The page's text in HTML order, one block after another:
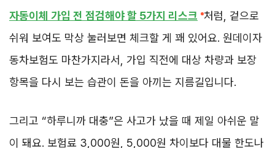
자동이체 가입 전 점검해야 할 5가지 리스크 처럼, 겉으로
쉬워 보여도 막상 눌러보면 체크할 게 꽤 있어요. 원데이자
동차보험도 마찬가지라서, 가입 직전에 대상 차량과 보장
항목을 다시 보는 습관이 돈을 아끼는 지름길입니다.
그리고 “하루니까 대충”은 사고가 났을 때 제일 아쉬운 말
이 돼요. 보험료 3,000원, 5,000원 차이보다 대물 한도나